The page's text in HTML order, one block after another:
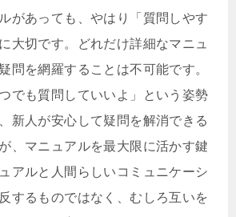
があっても、やはり「質問しやす
大切です。どれだけ詳細なマニュ
問を網羅することは不可能です。
でも質問していいよ」という姿勢
新人が安心して疑問を解消できる
、マニュアルを最大限に活かす鍵
アルと人間らしいコミュニケーシ
するものではなく、むしろ互いを